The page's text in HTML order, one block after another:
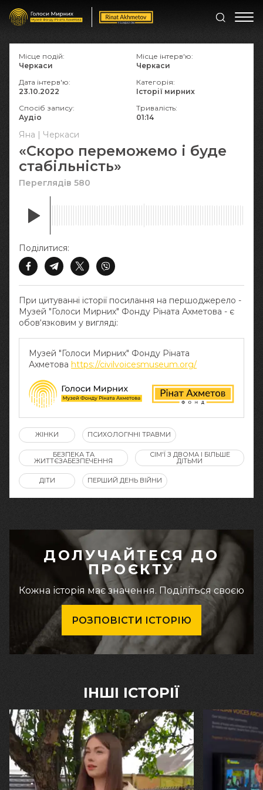
Яна | Черкаси
«Скоро переможемо і буде
стабільність»
Переглядів 580
При цитуванні історії посилання на першоджерело -
Музей "Голоси Мирних" Фонду Ріната Ахметова - є
обов‘язковим у вигляді:
Музей "Голоси Мирних" Фонду Ріната
Ахметова https://civilvoicesmuseum.org/
Поділитися:
Місце подій:
Черкаси
Місце інтерв'ю:
Черкаси
Дата інтерв'ю:
23.10.2022
Категорія:
Історії мирних
Спосіб запису:
Аудіо
Тривалість:
01:14
ЖІНКИ ПСИХОЛОГІЧНІ ТРАВМИ
БЕЗПЕКА ТА
ЖИТТЄЗАБЕЗПЕЧЕННЯ
СІМ'Ї З ДВОМА І БІЛЬШЕ
ДІТЬМИ
ДІТИ ПЕРШИЙ ДЕНЬ ВІЙНИ
ДОЛУЧАЙТЕСЯ ДО
ПРОЄКТУ
Кожна історія має значення. Поділіться своєю
РОЗПОВІСТИ ІСТОРІЮ
ІНШІ ІСТОРІЇ